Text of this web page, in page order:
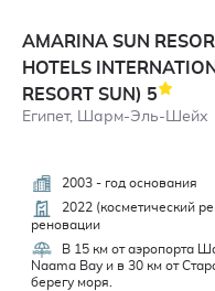
AMARINA SUN
HOTELS
RESORT SUN) 5
Египет, Шарм-Эль-Шейх
2003 - год основания
2022 (косметический
реновации
В 15 км от аэропорта
Naama Bay и в 30 км от
берегу моря.